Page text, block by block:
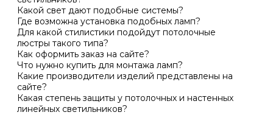
Какой свет дают подобные системы?
Где возможна установка подобных ламп?
Для какой стилистики подойдут потолочные
люстры такого типа?
Как оформить заказ на сайте?
Что нужно купить для монтажа ламп?
Какие производители изделий представлены на
сайте?
Какая степень защиты у потолочных и настенных
линейных светильников?